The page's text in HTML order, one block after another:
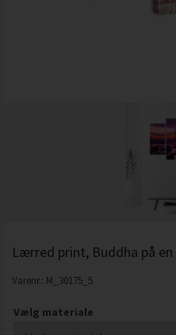
Lærred print, Buddha på
Varenr.: M_30175_5
Vælg materiale